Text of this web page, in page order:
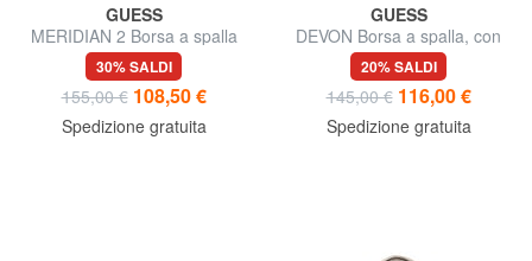
GUESS
MERIDIAN 2 Borsa a spalla
30% SALDI
155,00 € 108,50 €
Spedizione gratuita
GUESS
DEVON Borsa a spalla, con
tracolla
20% SALDI
145,00 € 116,00 €
Spedizione gratuita